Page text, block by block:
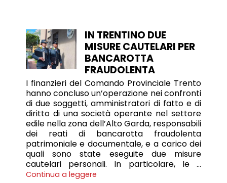
IN TRENTINO DUE
MISURE CAUTELARI PER
BANCAROTTA
FRAUDOLENTA
I finanzieri del Comando Provinciale Trento
hanno concluso un’operazione nei confronti
di due soggetti, amministratori di fatto e di
diritto di una società operante nel settore
edile nella zona dell’Alto Garda, responsabili
dei reati di bancarotta fraudolenta
patrimoniale e documentale, e a carico dei
quali sono state eseguite due misure
cautelari personali. In particolare, le …
Continua a leggere